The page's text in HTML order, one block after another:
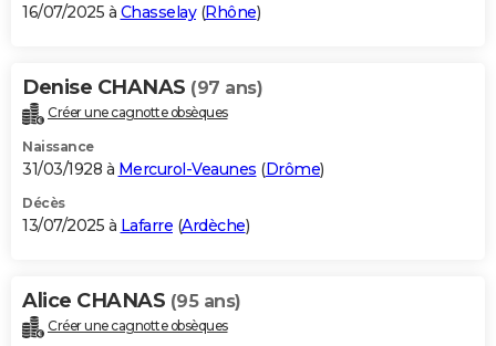
16/07/2025 à Chasselay(Rhône)
Denise CHANAS (97 ans)
Créer une cagnotte obsèques
Naissance
31/03/1928 à Mercurol-Veaunes (Drôme)
Décès
13/07/2025 à Lafarre (Ardèche)
Alice CHANAS (95 ans)
Créer une cagnotte obsèques